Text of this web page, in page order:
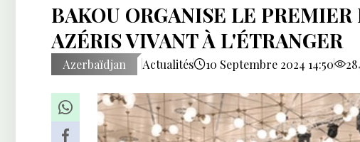
BAKOU ORGANISE LE
AZÉRIS VIVANT À L'ÉTRANGER
Azerbaïdjan Actualités 10 Septembre 2024 14:50